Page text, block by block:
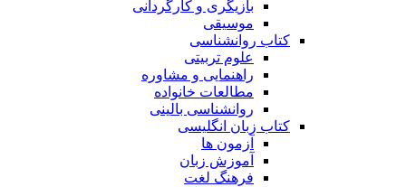
بازیگری و کارگردانی
موسیقی
کتاب روانشناسی
علوم تربیتی
راهنمایی و مشاوره
مطالعات خانواده
روانشناسی بالینی
کتاب زبان انگلیسی
آزمون ها
آموزش زبان
فرهنگ لغت